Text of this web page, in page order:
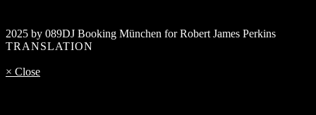
2025 by 089DJ Booking München for Robert James Perkins
TRANSLATION
× Close